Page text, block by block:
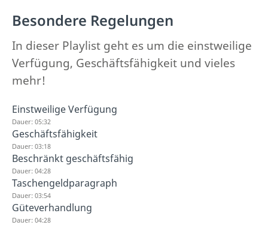
Besondere Regelungen
In dieser Playlist geht es um die einstweilige
Verfügung, Geschäftsfähigkeit und vieles
mehr!
Einstweilige Verfügung
Dauer: 05:32
Geschäftsfähigkeit
Dauer: 03:18
Beschränkt geschäftsfähig
Dauer: 04:28
Taschengeldparagraph
Dauer: 03:54
Güteverhandlung
Dauer: 04:28